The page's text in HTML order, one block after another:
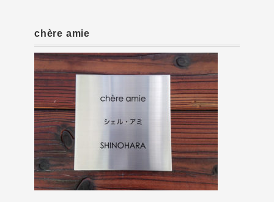
chère amie